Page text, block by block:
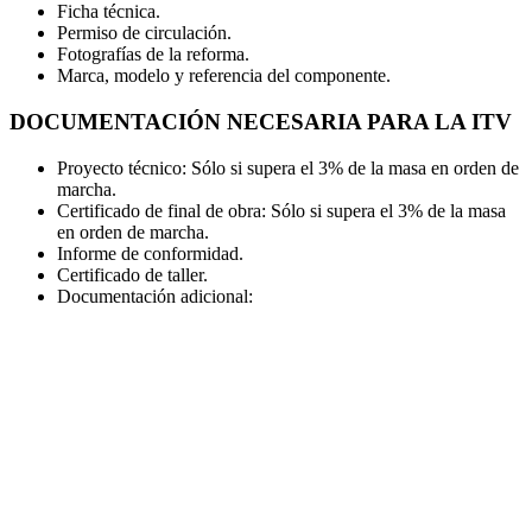
Ficha técnica.
Permiso de circulación.
Fotografías de la reforma.
Marca, modelo y referencia del componente.
DOCUMENTACIÓN NECESARIA PARA LA ITV
Proyecto técnico: Sólo si supera el 3% de la masa en orden de
marcha.
Certificado de final de obra: Sólo si supera el 3% de la masa
en orden de marcha.
Informe de conformidad.
Certificado de taller.
Documentación adicional: